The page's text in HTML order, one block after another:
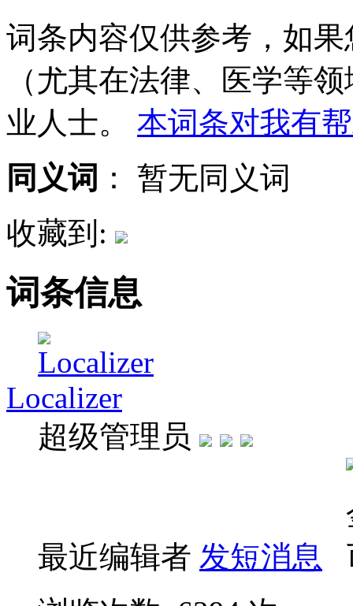
词条内容仅供参考，如
（尤其在法律、医学等
业人士。
本词条对我有
同义词 ： 暂无同义词
收藏到:
词条信息
Localizer
超级管理员
最近编辑者 发短消息